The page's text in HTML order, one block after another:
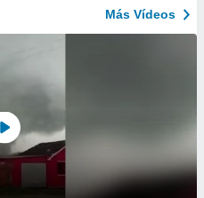
Más Vídeos